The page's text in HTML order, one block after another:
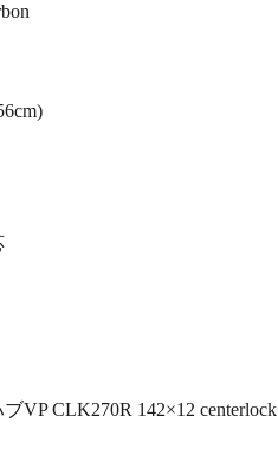
VP CLK270R 142×12 centerlock